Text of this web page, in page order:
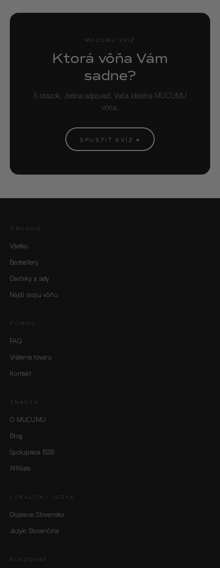
MUCUMU KVÍZ
Ktorá vôňa Vám
sadne?
5 otázok. Jedna odpoveď. Vaša ideálna MUCUMU
vôňa.
SPUSTIŤ KVÍZ →
OBCHOD
Všetko
Bestsellery
Darčeky a sety
Nájdi svoju vôňu
POMOC
FAQ
Vrátenie tovaru
Kontakt
ZNAČKA
O MUCUMU
Blog
Spolupráca B2B
Affiliate
LOKALITA / JAZYK
Doprava: Slovensko
Jazyk: Slovenčina
SLEDOVAŤ